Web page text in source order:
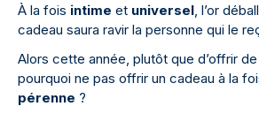
À la fois intime et universel , l’or
cadeau saura ravir la personne qui le
Alors cette année, plutôt que d’offrir de
pourquoi ne pas offrir un cadeau à la
pérenne ?